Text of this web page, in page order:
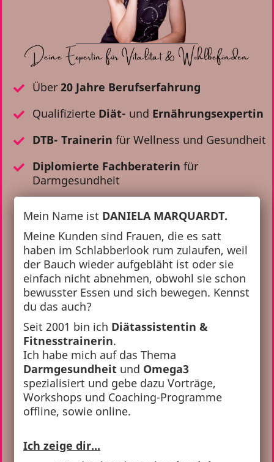
Über 20 Jahre Berufserfahrung
Qualifizierte Diät- und Ernährungsexpertin
DTB- Trainerin für Wellness und Gesundheit
Diplomierte Fachberaterin für
Darmgesundheit
Mein Name ist DANIELA MARQUARDT.
Meine Kunden sind Frauen, die es satt
haben im Schlabberlook rum zulaufen, weil
der Bauch wieder aufgebläht ist oder sie
einfach nicht abnehmen, obwohl sie schon
bewusster Essen und sich bewegen. Kennst
du das auch?
Seit 2001 bin ich Diätassistentin &
Fitnesstrainerin.
Ich habe mich auf das Thema
Darmgesundheit und Omega3
spezialisiert und gebe dazu Vorträge,
Workshops und Coaching-Programme
offline, sowie online.
Ich zeige dir...